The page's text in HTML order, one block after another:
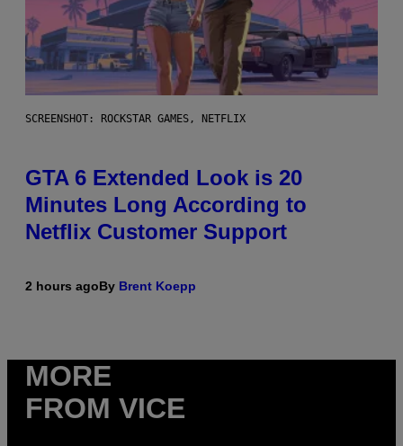
SCREENSHOT: ROCKSTAR GAMES, NETFLIX
GTA 6 Extended Look is 20
Minutes Long According to
Netflix Customer Support
2 hours agoBy Brent Koepp
MORE
FROM VICE